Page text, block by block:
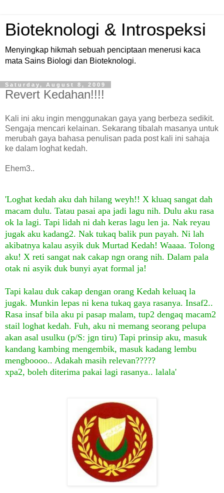
Bioteknologi & Introspeksi
Menyingkap hikmah sebuah penciptaan menerusi kaca
mata Sains Biologi dan Bioteknologi.
Saturday, August 8, 2009
Revert Kedahan!!!!
Kali ini aku ingin menggunakan gaya yang berbeza sedikit.
Sengaja mencari kelainan. Sekarang tibalah masanya untuk
merubah gaya bahasa penulisan pada post kali ini sahaja
ke dalam loghat kedah.
Ehem3..
'Loghat kedah aku dah hilang weyh!! X kluaq sangat dah
macam dulu. Tatau pasai apa jadi lagu nih. Dulu aku rasa
ok la lagi. Tapi lidah ni dah keras lagu len ja. Nak reyau
jugak aku kadang2. Nak tukaq balik pun payah. Ni lah
akibatnya kalau asyik duk Murtad Kedah! Waaaa. Tolong
aku! X reti sangat nak cakap ngn orang nih. Dalam pala
otak ni asyik duk bunyi ayat formal ja!
Tapi kalau duk cakap dengan orang Kedah keluaq la
jugak. Munkin lepas ni kena tukaq gaya rasanya. Insaf2..
Rasa insaf bila aku pi pasap malam, tup2 dengaq macam2
stail loghat kedah. Fuh, aku ni memang seorang pelupa
akan asal usulku (p/S: jgn tiru) Tapi prinsip aku, masuk
kandang kambing mengembik, masuk kadang lembu
mengboooo.. Adakah masih relevan?????
xpa2, boleh diterima pakai lagi rasanya.. lalala'